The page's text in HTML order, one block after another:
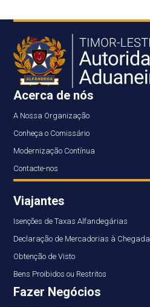
Acerca de nós
A Nossa Organização
Conheça o Comissário
Modernização Contínua
Contacte-nos
Viajantes
Isenções de Taxas Alfandegárias
Declaração de Mercadorias à Chegada
Obtenção de Visto
Bens Proibidos ou Restritos
Fazer Negócios